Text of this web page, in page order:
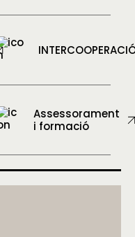
Assessorament
i formació